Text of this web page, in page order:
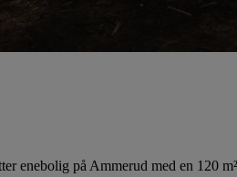
enebolig på Ammerud med en 120